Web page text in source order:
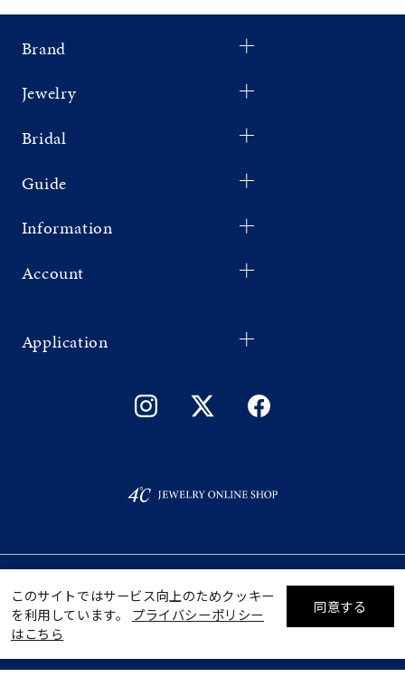
絞り込んで検索する
Brand
Jewelry
Bridal
Guide
Information
Account
Application
このサイトではサービス向上のためクッキー
を利用しています。 プライバシーポリシー
はこちら
同意する